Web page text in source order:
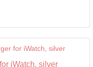
iWatch, silver